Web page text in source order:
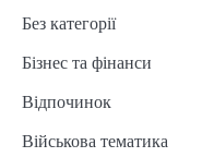
Без категорії
Бізнес та фінанси
Відпочинок
Військова тематика